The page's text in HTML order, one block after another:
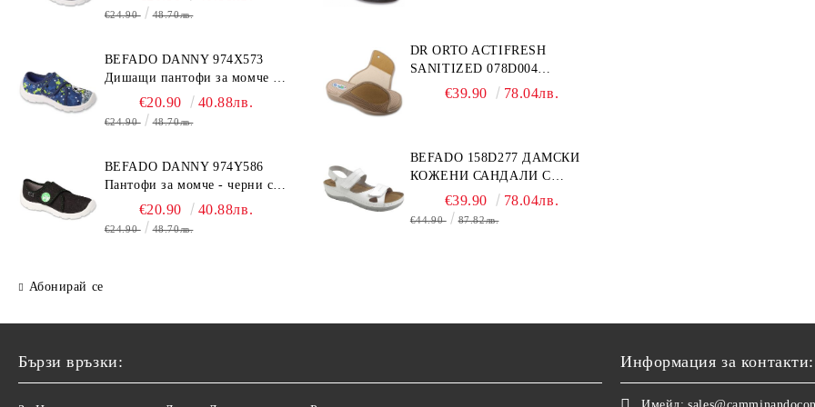
€24.90 48.70лв.
BEFADO DANNY 974X573
Дишащи пантофи за момче -
сини с топка
€20.90 40.88лв.
€24.90 48.70лв.
BEFADO DANNY 974Y586
Пантофи за момче - черни с
динозавър€20.90 40.88лв.
€24.90 48.70лв.
Абонирай се
DR ORTO ACTIFRESH
SANITIZED 078D004
ОРТОПЕДИЧНИ ДАМСКИ
€39.90 78.04лв.
BEFADO 158D277 ДАМСКИ
КОЖЕНИ САНДАЛИ С
ВЕЛКРО, БЕЛИ
€39.90 78.04лв.
€44.90 87.82лв.
Бързи връзки: Информация за контакти: